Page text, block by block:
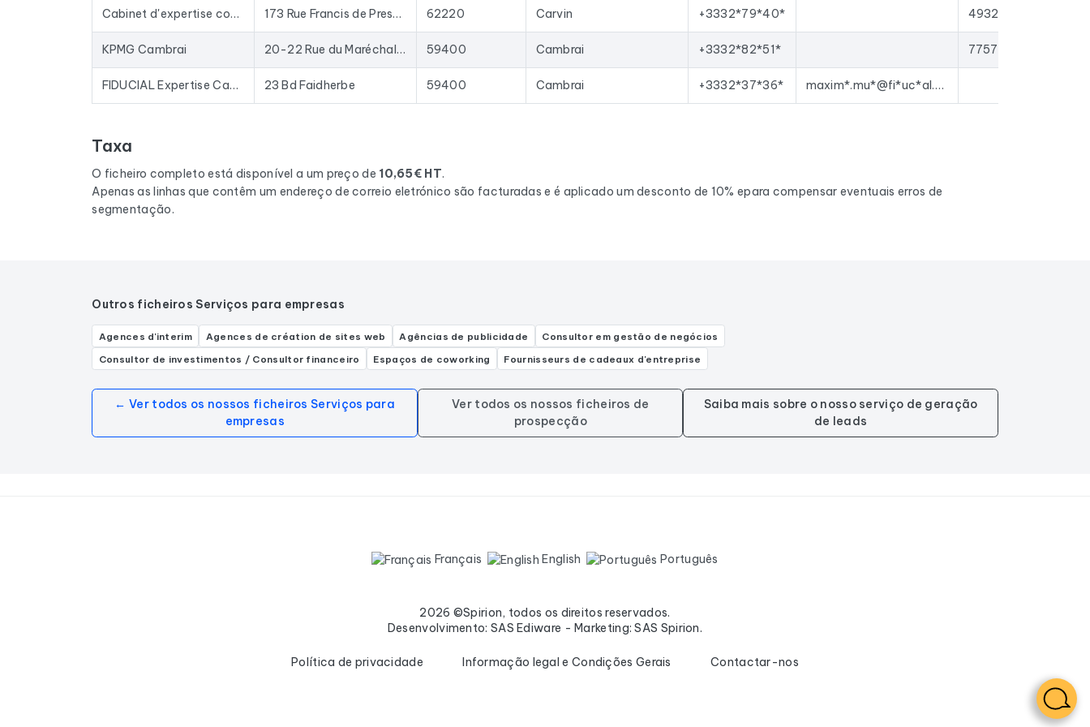
Cabinet d'expertise comptable Jean Dumoulin 173 Rue Francis de Pressensé 62220 Carvin +3332*79*40* 49329383100019
KPMG Cambrai 20-22 Rue du Maréchal de Lattre de Tassigny 59400 Cambrai +3332*82*51* 77572641705716
FIDUCIAL Expertise Cambrai 23 Bd Faidherbe 59400 Cambrai +3332*37*36* maxim*.mu*@fi*uc*al.*et
Taxa
O ficheiro completo está disponível a um preço de 10,65€ HT.
Apenas as linhas que contêm um endereço de correio eletrónico são facturadas e é aplicado um desconto de 10% epara compensar eventuais erros de
segmentação.
Outros ficheiros Serviços para empresas
Agences d'interim Agences de création de sites web Agências de publicidade
Consultor em gestão de negócios
Consultor de investimentos / Consultor financeiro
Espaços de coworking Fournisseurs de cadeaux d'entreprise
← Ver todos os nossos ficheiros Serviços para
empresas
Ver todos os nossos ficheiros de
prospecção
Saiba mais sobre o nosso serviço de geração
de leads
Français English Português
2026 ©Spirion, todos os direitos reservados.
Desenvolvimento: SAS Ediware - Marketing: SAS Spirion.
Política de privacidade Informação legal e Condições Gerais Contactar-nos